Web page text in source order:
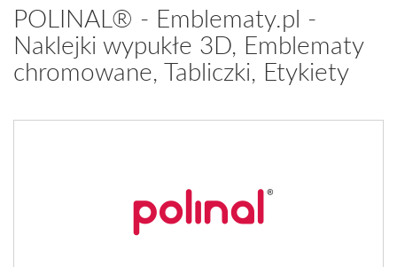
POLINAL® - Emblematy.pl -
Naklejki wypukłe 3D, Emblematy
chromowane, Tabliczki, Etykiety